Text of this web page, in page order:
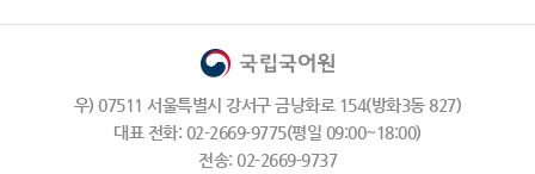
우) 07511 서울특별시 강서구 금낭화로 154(방화3동 827)
대표 전화: 02-2669-9775(평일 09:00~18:00)
전송: 02-2669-9737